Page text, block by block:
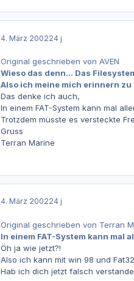
4. März 200224 j
Original geschrieben von AVEN
Wieso das denn... Das
Also ich meine mich erinnern
Das denke ich auch,
In einem FAT-System kann mal
Trotzdem müsste es versteckte
Gruss
Terran Marine
4. März 200224 j
Original geschrieben von Terran
In einem FAT-System kann mal
Öh ja wie jetzt?!
Also ich kann mit win 98 und
Hab ich dich jetzt falsch